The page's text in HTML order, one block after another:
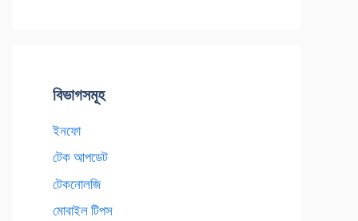
বিভাগসমূহ
ইনফো
টেক আপডেট
টেকনোলজি
মোবাইল টিপস